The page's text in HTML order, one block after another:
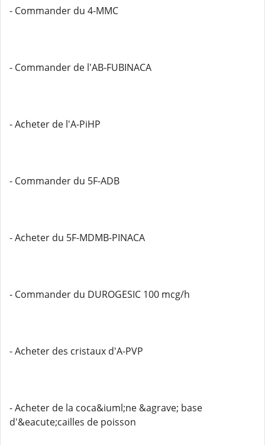
- Commander du 4-MMC
- Commander de l'AB-FUBINACA
- Acheter de l'A-PiHP
- Commander du 5F-ADB
- Acheter du 5F-MDMB-PINACA
- Commander du DUROGESIC 100 mcg/h
- Acheter des cristaux d'A-PVP
- Acheter de la coca&iuml;ne &agrave; base
d'&eacute;cailles de poisson